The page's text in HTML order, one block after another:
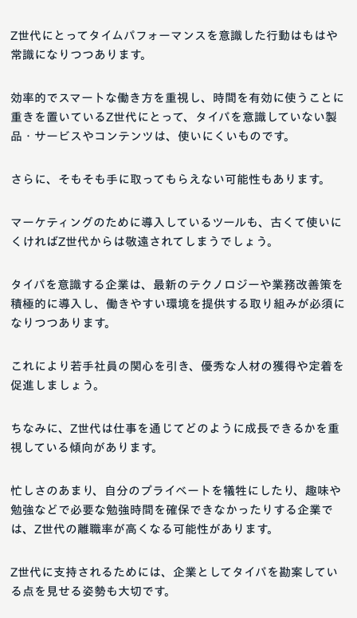
Z世代にとってタイムパフォーマンスを意識した行動はもはや
常識になりつつあります。
効率的でスマートな働き方を重視し、時間を有効に使うことに
重きを置いているZ世代にとって、タイパを意識していない製
品・サービスやコンテンツは、使いにくいものです。
さらに、そもそも手に取ってもらえない可能性もあります。
マーケティングのために導入しているツールも、古くて使いに
くければZ世代からは敬遠されてしまうでしょう。
タイパを意識する企業は、最新のテクノロジーや業務改善策を
積極的に導入し、働きやすい環境を提供する取り組みが必須に
なりつつあります。
これにより若手社員の関心を引き、優秀な人材の獲得や定着を
促進しましょう。
ちなみに、Z世代は仕事を通じてどのように成長できるかを重
視している傾向があります。
忙しさのあまり、自分のプライベートを犠牲にしたり、趣味や
勉強などで必要な勉強時間を確保できなかったりする企業で
は、Z世代の離職率が高くなる可能性があります。
Z世代に支持されるためには、企業としてタイパを勘案してい
る点を見せる姿勢も大切です。